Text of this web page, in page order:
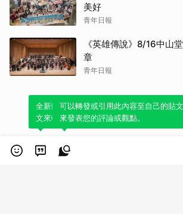
美好
青年日報
《英雄傳說》8/16中山
章
青年日報
全新體驗！一鍵引用此內容，透過發布貼
文來輕鬆表達個人立場。
可以轉發或引用此內容至自己的貼文
來發表您的評論或觀點。